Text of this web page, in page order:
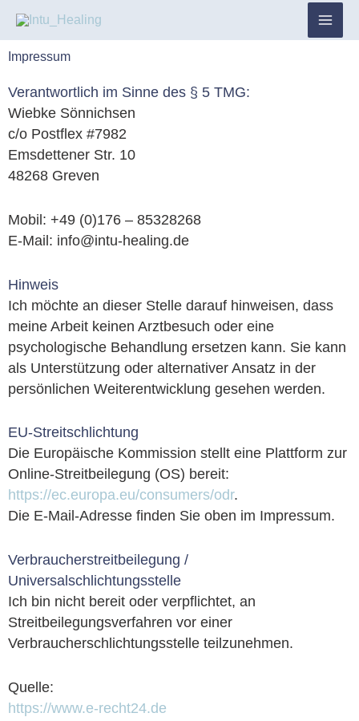
Inhalt
springen
Impressum
Verantwortlich im Sinne des § 5 TMG:
Wiebke Sönnichsen
c/o Postflex #7982
Emsdettener Str. 10
48268 Greven
Mobil: +49 (0)176 – 85328268
E-Mail: info@intu-healing.de
Hinweis
Ich möchte an dieser Stelle darauf hinweisen, dass
meine Arbeit keinen Arztbesuch oder eine
psychologische Behandlung ersetzen kann. Sie kann
als Unterstützung oder alternativer Ansatz in der
persönlichen Weiterentwicklung gesehen werden.
EU-Streitschlichtung
Die Europäische Kommission stellt eine Plattform zur
Online-Streitbeilegung (OS) bereit:
https://ec.europa.eu/consumers/odr.
Die E-Mail-Adresse finden Sie oben im Impressum.
Verbraucherstreitbeilegung /
Universalschlichtungsstelle
Ich bin nicht bereit oder verpflichtet, an
Streitbeilegungsverfahren vor einer
Verbraucherschlichtungsstelle teilzunehmen.
Quelle:
https://www.e-recht24.de